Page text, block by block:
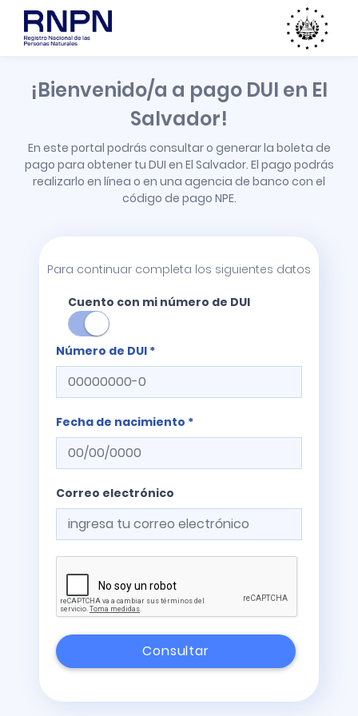
¡Bienvenido/a a pago DUI en El
Salvador!
En este portal podrás consultar o generar la boleta de
pago para obtener tu DUI en El Salvador. El pago podrás
realizarlo en línea o en una agencia de banco con el
código de pago NPE.
Para continuar completa los siguientes datos
Cuento con mi número de DUI
Número de DUI *
Fecha de nacimiento *
Correo electrónico